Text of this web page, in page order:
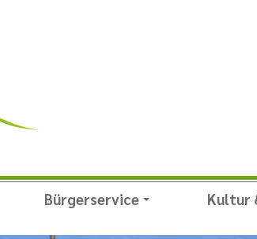
Bürgerservice Kultur